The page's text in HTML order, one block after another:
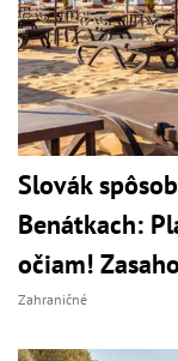
Slovák
Benátkach:
očiam!
Zahraničné